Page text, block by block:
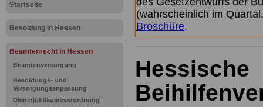
Startseite
Besoldung in Hessen
Beamtenrecht in Hessen
Beamtenversorgung
Besoldungs- und
Versorgungsanpassung
Dienstjubiläumsverordnung
(wahrscheinlich im
Broschüre.
Hessische